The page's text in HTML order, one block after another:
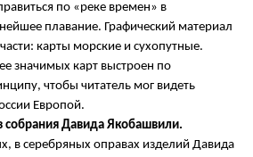
по «реке времен» в
плавание. Графический материал
карты морские и сухопутные.
значимых карт выстроен по
чтобы читатель мог видеть
Европой.
собрания Давида Якобашвили.
в серебряных оправах изделий Давида